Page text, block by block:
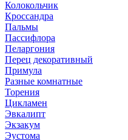
Колокольчик
Кроссандра
Пальмы
Пассифлора
Пеларгония
Перец декоративный
Примула
Разные комнатные
Торения
Цикламен
Эвкалипт
Экзакум
Эустома